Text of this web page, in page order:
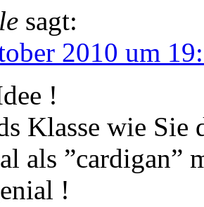
sagt:
2010 um
!
Klasse wie Sie
als ”cardigan”
!